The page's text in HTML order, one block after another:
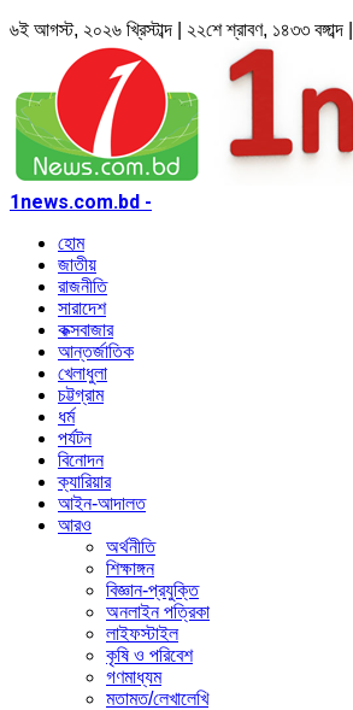
৬ই আগস্ট, ২০২৬ খ্রিস্টাব্দ | ২২শে শ্রাবণ, ১৪৩৩
1news.com.bd -
হোম
জাতীয়
রাজনীতি
সারাদেশ
কক্সবাজার
আন্তর্জাতিক
খেলাধুলা
চট্টগ্রাম
ধর্ম
পর্যটন
বিনোদন
ক্যারিয়ার
আইন-আদালত
আরও
অর্থনীতি
শিক্ষাঙ্গন
বিজ্ঞান-প্রযুক্তি
অনলাইন পত্রিকা
লাইফস্টাইল
কৃষি ও পরিবেশ
গণমাধ্যম
মতামত/লেখালেখি